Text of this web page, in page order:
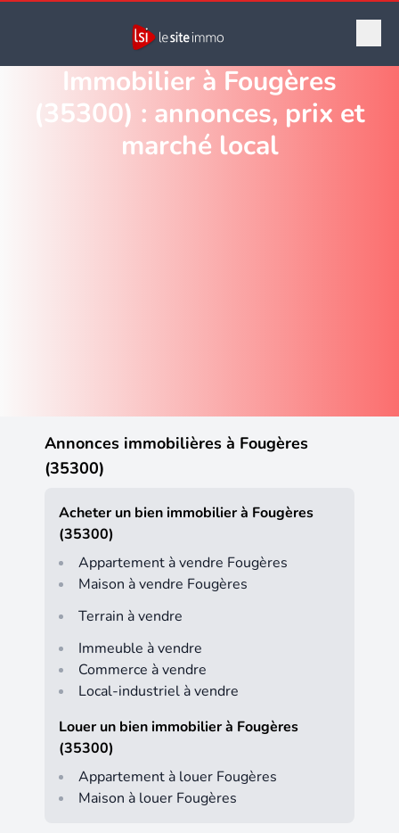
Immobilier à Fougères
(35300) : annonces, prix et
marché local
Annonces immobilières à Fougères
(35300)
Acheter un bien immobilier à Fougères
(35300)
Appartement à vendre Fougères
Maison à vendre Fougères
Terrain à vendre
Immeuble à vendre
Commerce à vendre
Local-industriel à vendre
Louer un bien immobilier à Fougères
(35300)
Appartement à louer Fougères
Maison à louer Fougères